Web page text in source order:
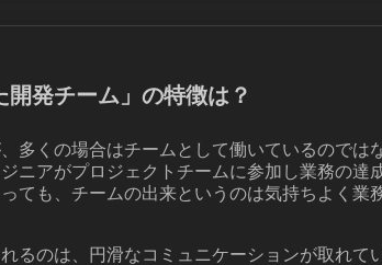
発チーム」の特徴は？
多くの場合はチームとして働いているのでは
ニアがプロジェクトチームに参加し業務の達
ても、チームの出来というのは気持ちよく業
るのは、円滑なコミュニケーションが取れて